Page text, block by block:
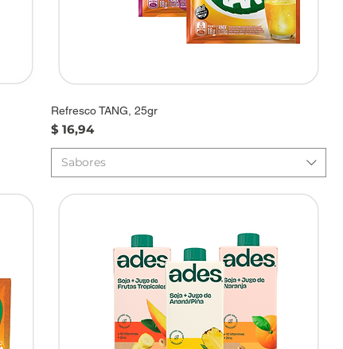
Refresco TANG, 25gr
Precio
$ 16,94
Sabores